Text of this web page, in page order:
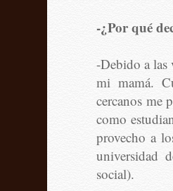
-¿Por qué
-Debido a las
mi mamá.
cercanos me
como
provecho a
universidad
social).